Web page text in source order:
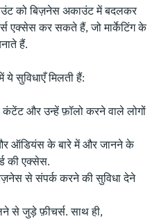
को बिज़नेस अकाउंट में बदलकर
एक्सेस कर सकते हैं, जो मार्केटिंग के
हैं.
सुविधाएँ मिलती हैं:
कंटेंट और उन्हें फ़ॉलो करने वाले लोगों
ऑडियंस के बारे में और जानने के
की एक्सेस.
से संपर्क करने की सुविधा देने
से जुड़े फ़ीचर्स. साथ ही,